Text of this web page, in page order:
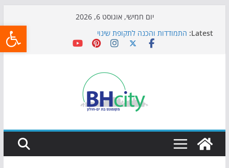
יום חמישי, אוגוסט 6, 2026
Latest: התמודדות והכנה לתקופת שינוי
אי ההרפתקאות ממשיך לכבוש את הגינות: מאות משפחות
כדורגל באווירה מיוחדת: הקרנת גמר המונדיאל בטרמינל
הקיץ של בני הנוער בבת־ים: חוף הריביירה הופך למרחב
בטוח בשעות הערב